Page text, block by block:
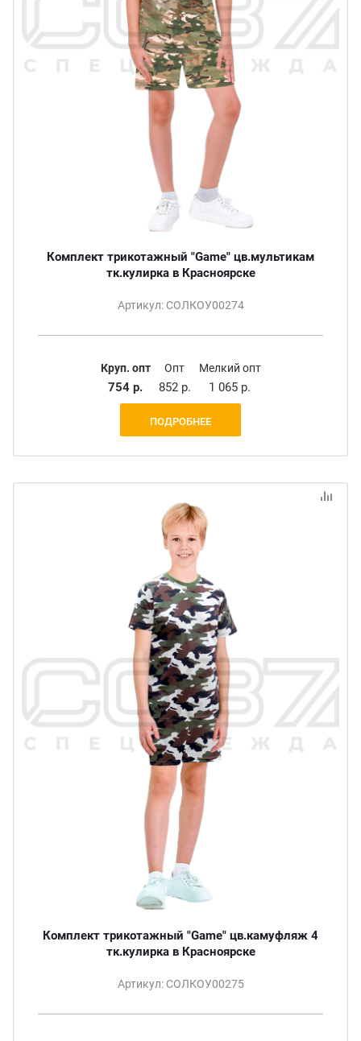
Комплект трикотажный "Game" цв.мультикам
тк.кулирка в Красноярске
Артикул: СОЛКОУ00274
Круп. опт
754 р.
Опт
852 р.
Мелкий опт
1 065 р.
ПОДРОБНЕЕ
Комплект трикотажный "Game" цв.камуфляж 4
тк.кулирка в Красноярске
Артикул: СОЛКОУ00275